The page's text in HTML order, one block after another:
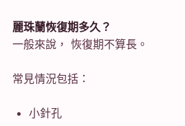
麗珠蘭恢復期多久？
一般來說， 恢復期不算長。
常見情況包括：
小針孔